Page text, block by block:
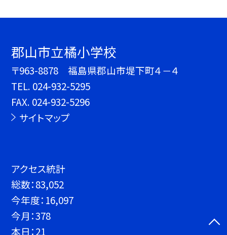
郡山市立橘小学校
〒963-8878 福島県郡山市堤下町４－４
TEL. 024-932-5295
FAX. 024-932-5296
サイトマップ
アクセス統計
総数：83,052
今年度： 16,097
今月：378
本日：21